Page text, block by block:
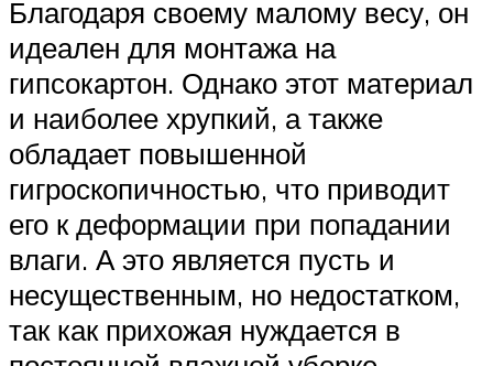
Благодаря своему малому весу, он
идеален для монтажа на
гипсокартон. Однако этот материал
и наиболее хрупкий, а также
обладает повышенной
гигроскопичностью, что приводит
его к деформации при попадании
влаги. А это является пусть и
несущественным, но недостатком,
так как прихожая нуждается в